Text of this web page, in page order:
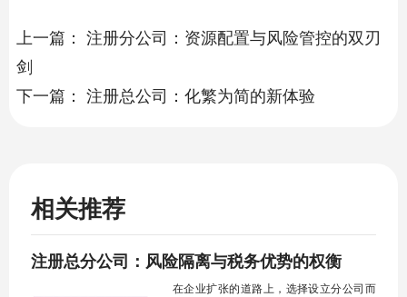
上一篇： 注册分公司：资源配置与风险管控的双刃
剑
下一篇： 注册总公司：化繁为简的新体验
相关推荐
注册总分公司：风险隔离与税务优势的权衡
在企业扩张的道路上，选择设立分公司而